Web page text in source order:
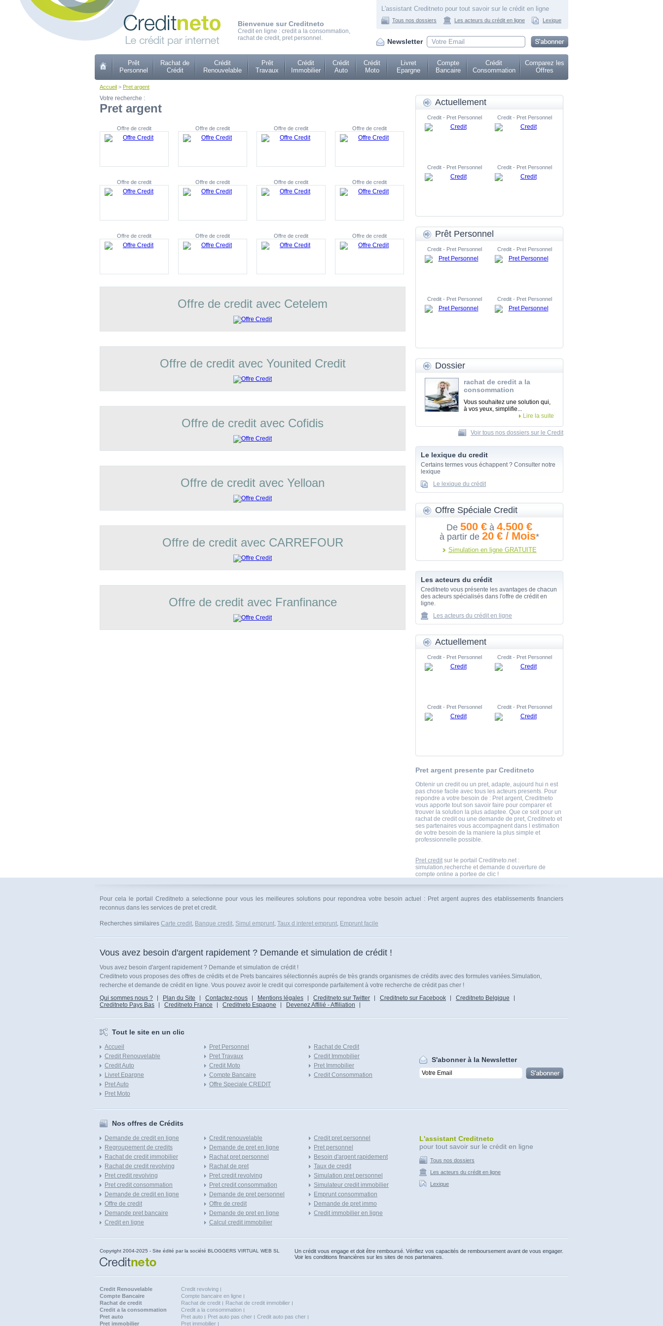
Bienvenue sur Creditneto
Credit en ligne : credit a la consommation,
rachat de credit, pret personnel.
L'assistant Creditneto pour tout savoir sur le crédit en ligne
Tous nos dossiers Les acteurs du crédit en ligne Lexique
Newsletter
Prêt
Personnel
Rachat de
Crédit
Crédit
Renouvelable
Prêt
Travaux
Crédit
Immobilier
Crédit
Auto
Crédit
Moto
Livret
Epargne
Compte
Bancaire
Crédit
Consommation
Comparez les
Offres
Accueil > Pret argent
Votre recherche :
Pret argent
Offre de credit Offre de credit Offre de credit Offre de credit
Offre de credit Offre de credit Offre de credit Offre de credit
Offre de credit Offre de credit Offre de credit Offre de credit
Offre de credit avec Cetelem
Offre de credit avec Younited Credit
Offre de credit avec Cofidis
Offre de credit avec Yelloan
Offre de credit avec CARREFOUR
Offre de credit avec Franfinance
Actuellement
Credit - Pret Personnel Credit - Pret Personnel
Credit - Pret Personnel Credit - Pret Personnel
Prêt Personnel
Credit - Pret Personnel Credit - Pret Personnel
Credit - Pret Personnel Credit - Pret Personnel
Dossier
rachat de credit a la
consommation
Vous souhaitez une solution qui,
à vos yeux, simplifie...
Lire la suite
Voir tous nos dossiers sur le Credit
Le lexique du credit
Certains termes vous échappent ? Consulter notre
lexique
Le lexique du crédit
Offre Spéciale Credit
De 500 € à 4.500 €
à partir de 20 € / Mois*
Simulation en ligne GRATUITE
Les acteurs du crédit
Creditneto vous présente les avantages de chacun
des acteurs spécialisés dans l'offre de crédit en
ligne.
Les acteurs du crédit en ligne
Actuellement
Credit - Pret Personnel Credit - Pret Personnel
Credit - Pret Personnel Credit - Pret Personnel
Pret argent presente par Creditneto
Obtenir un credit ou un pret, adapte, aujourd hui n est
pas chose facile avec tous les acteurs presents. Pour
repondre a votre besoin de : Pret argent, Creditneto
vous apporte tout son savoir faire pour comparer et
trouver la solution la plus adaptee. Que ce soit pour un
rachat de credit ou une demande de pret, Creditneto et
ses partenaires vous accompagnent dans l estimation
de votre besoin de la maniere la plus simple et
professionnelle possible.
Pret creditsur le portail Creditneto.net :
simulation,recherche et demande d ouverture de
compte online a portee de clic !
Pour cela le portail Creditneto a selectionne pour vous les meilleures solutions pour repondrea votre besoin actuel : Pret argent aupres des etablissements financiers
reconnus dans les services de pret et credit.
Recherches similaires Carte credit, Banque credit, Simul emprunt, Taux d interet emprunt, Emprunt facile
Vous avez besoin d'argent rapidement ? Demande et simulation de crédit !
Vous avez besoin d'argent rapidement ? Demande et simulation de crédit !
Creditneto vous proposes des offres de crédits et de Prets bancaires sélectionnés auprés de très grands organismes de crédits avec des formules variées.Simulation,
recherche et demande de crédit en ligne. Vous pouvez avoir le credit qui corresponde parfaitement à votre recherche de crédit pas cher !
Qui sommes nous ?
Plan du Site Contactez-nous Mentions légales Creditneto sur Twitter Creditneto sur Facebook
Creditneto Belgique
Creditneto Pays Bas
Creditneto France Creditneto Espagne Devenez Affilié - Affiliation
Tout le site en un clic
Accueil
Credit Renouvelable
Credit Auto
Livret Epargne
Pret Auto
Pret Moto
Pret Personnel
Pret Travaux
Credit Moto
Compte Bancaire
Offre Speciale CREDIT
Rachat de Credit
Credit Immobilier
Pret Immobilier
Credit Consommation
S'abonner à la Newsletter
Nos offres de Crédits
Demande de credit en ligne
Regroupement de credits
Rachat de credit immobilier
Rachat de credit revolving
Pret credit revolving
Pret credit consommation
Demande de credit en ligne
Offre de credit
Demande pret bancaire
Credit en ligne
Credit renouvelable
Demande de pret en ligne
Rachat pret personnel
Rachat de pret
Pret credit revolving
Pret credit consommation
Demande de pret personnel
Offre de credit
Demande de pret en ligne
Calcul credit immobilier
Credit pret personnel
Pret personnel
Besoin d'argent rapidement
Taux de credit
Simulation pret personnel
Simulateur credit immobilier
Emprunt consommation
Demande de pret immo
Credit immobilier en ligne
L'assistant Creditneto
pour tout savoir sur le crédit en ligne
Tous nos dossiers
Les acteurs du crédit en ligne
Lexique
Copyright 2004-2025 - Site édité par la société BLOGGERS VIRTUAL WEB SL
Un crédit vous engage et doit être remboursé. Vérifiez vos capacités de remboursement avant de vous engager.
Voir les conditions financières sur les sites de nos partenaires.
Credit Renouvelable
Credit revolving
Compte Bancaire
Compte bancaire en ligne
Rachat de credit
Rachat de credit
Rachat de credit immobilier
Credit a la consommation
Credit a la consommation
Pret auto
Pret auto Pret auto pas cher
Credit auto pas cher
Pret immobilier
Pret immobilier